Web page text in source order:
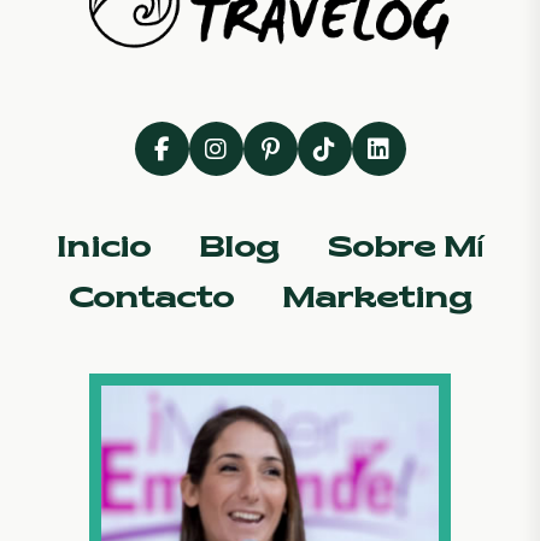
Inicio Blog
Sobre Mí
Contacto
Marketing